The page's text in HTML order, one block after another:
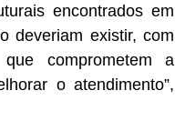
encontrados em
deveriam existir, com
comprometem a
o atendimento”,